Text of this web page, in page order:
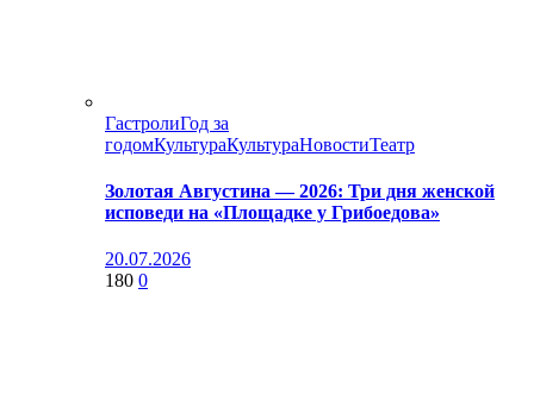
ГастролиГод за
годомКультураКультураНовостиТеатр
Золотая Августина — 2026: Три дня женской
исповеди на «Площадке у Грибоедова»
20.07.2026
180 0